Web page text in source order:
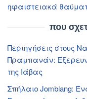
ηφαιστειακά
που
Περιηγήσεις στους
Πραμπανάν:
της Ιάβας
Σπήλαιο Jomblang: